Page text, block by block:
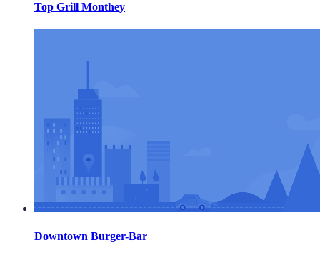
Top Grill Monthey
Downtown Burger-Bar